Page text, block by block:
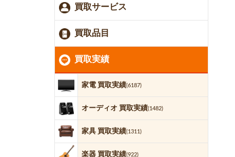
買取サービス
買取品目
買取実績
家電 買取実績(6187)
オーディオ 買取実績(1482)
家具 買取実績(1311)
楽器 買取実績(922)